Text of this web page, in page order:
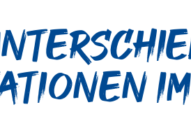
im